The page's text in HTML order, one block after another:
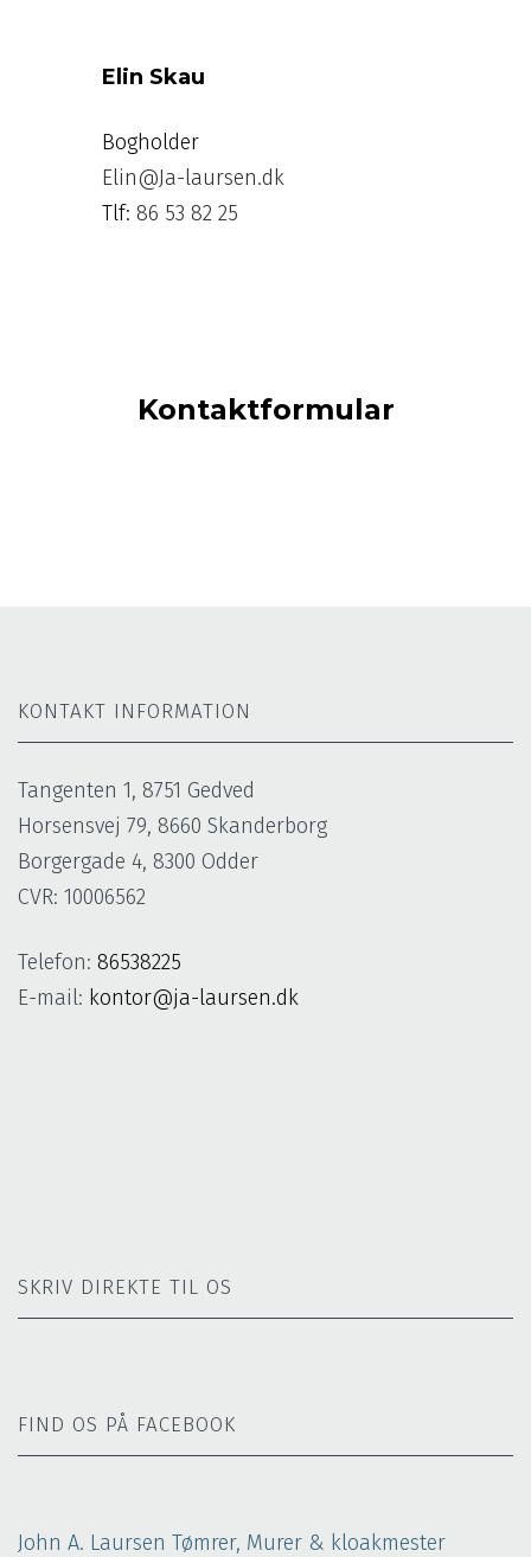
Elin Skau
Bogholder
Elin@Ja-laursen.dk
Tlf:86 53 82 25
Kontaktformular
KONTAKT INFORMATION
Tangenten 1, 8751 Gedved
Horsensvej 79, 8660 Skanderborg
Borgergade 4, 8300 Odder
CVR: 10006562
Telefon: 86538225
E-mail: kontor@ja-laursen.dk
SKRIV DIREKTE TIL OS
FIND OS PÅ FACEBOOK
John A. Laursen Tømrer, Murer & kloakmester